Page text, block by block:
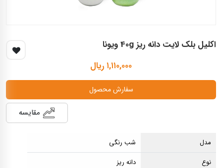
اکلیل بلک لایت دانه ريز 40g ويونا
۱,۱۱۰,۰۰۰ ریال
سفارش محصول
مقایسه
مدل
شب رنگی
نوع
دانه ریز